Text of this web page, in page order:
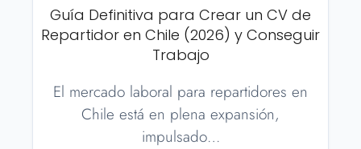
Guía Definitiva para Crear un CV de
Repartidor en Chile (2026) y Conseguir
Trabajo
El mercado laboral para repartidores en
Chile está en plena expansión,
impulsado…